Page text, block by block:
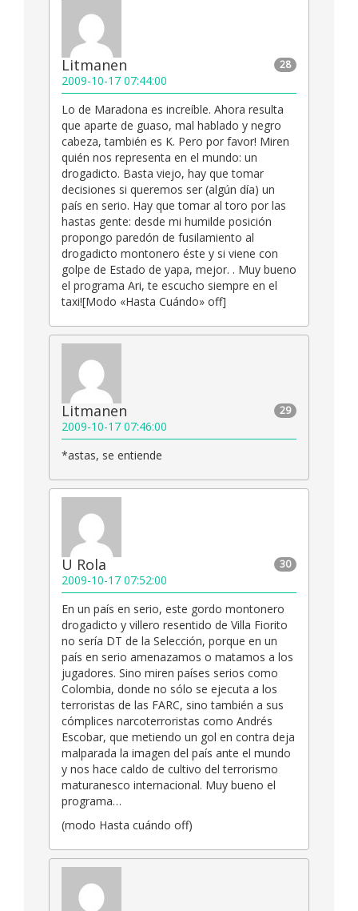
28
Litmanen
2009-10-17 07:44:00
Lo de Maradona es increíble. Ahora resulta
que aparte de guaso, mal hablado y negro
cabeza, también es K. Pero por favor! Miren
quién nos representa en el mundo: un
drogadicto. Basta viejo, hay que tomar
decisiones si queremos ser (algún día) un
país en serio. Hay que tomar al toro por las
hastas gente: desde mi humilde posición
propongo paredón de fusilamiento al
drogadicto montonero éste y si viene con
golpe de Estado de yapa, mejor. . Muy bueno
el programa Ari, te escucho siempre en el
taxi![Modo «Hasta Cuándo» off]
29
Litmanen
2009-10-17 07:46:00
*astas, se entiende
30
U Rola
2009-10-17 07:52:00
En un país en serio, este gordo montonero
drogadicto y villero resentido de Villa Fiorito
no sería DT de la Selección, porque en un
país en serio amenazamos o matamos a los
jugadores. Sino miren países serios como
Colombia, donde no sólo se ejecuta a los
terroristas de las FARC, sino también a sus
cómplices narcoterroristas como Andrés
Escobar, que metiendo un gol en contra deja
malparada la imagen del país ante el mundo
y nos hace caldo de cultivo del terrorismo
maturanesco internacional. Muy bueno el
programa…
(modo Hasta cuándo off)